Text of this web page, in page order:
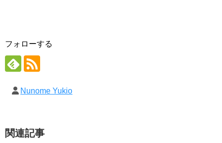
フォローする
Nunome Yukio
関連記事